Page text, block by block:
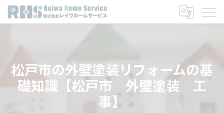
松戸市の外壁塗装リフォームの基
礎知識【松戸市 外壁塗装 工
事】